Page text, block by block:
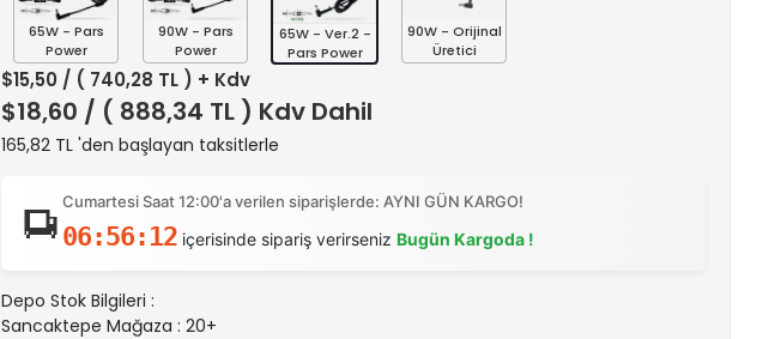
65W - Pars
Power
90W - Pars
Power
65W - Ver.2 -
Pars Power
90W - Orijinal
Üretici
$15,50 / ( 740,28 TL ) + Kdv
$18,60 / ( 888,34 TL ) Kdv Dahil
165,82 TL 'den başlayan taksitlerle
Cumartesi Saat 12:00'a verilen siparişlerde: AYNI GÜN KARGO!
06:56:11 içerisinde sipariş verirseniz Bugün Kargoda !
Depo Stok Bilgileri :
Sancaktepe Mağaza : 20+